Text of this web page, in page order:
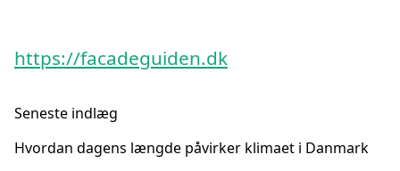
https://facadeguiden.dk
Seneste indlæg
Hvordan dagens længde påvirker klimaet i Danmark